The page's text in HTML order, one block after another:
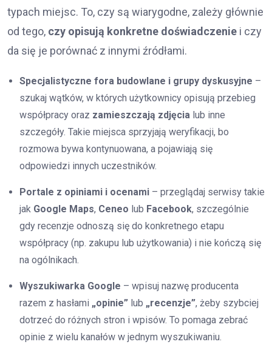
typach miejsc. To, czy są wiarygodne, zależy głównie
od tego, czy opisują konkretne doświadczenie i czy
da się je porównać z innymi źródłami.
Specjalistyczne fora budowlane i grupy dyskusyjne –
szukaj wątków, w których użytkownicy opisują przebieg
współpracy oraz zamieszczają zdjęcia lub inne
szczegóły. Takie miejsca sprzyjają weryfikacji, bo
rozmowa bywa kontynuowana, a pojawiają się
odpowiedzi innych uczestników.
Portale z opiniami i ocenami – przeglądaj serwisy takie
jak Google Maps, Ceneo lub Facebook, szczególnie
gdy recenzje odnoszą się do konkretnego etapu
współpracy (np. zakupu lub użytkowania) i nie kończą się
na ogólnikach.
Wyszukiwarka Google – wpisuj nazwę producenta
razem z hasłami „opinie” lub „recenzje”, żeby szybciej
dotrzeć do różnych stron i wpisów. To pomaga zebrać
opinie z wielu kanałów w jednym wyszukiwaniu.